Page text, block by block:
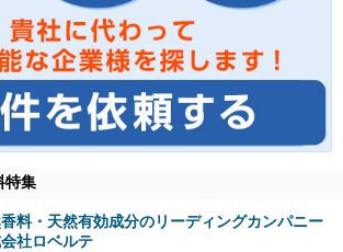
特集
料・天然有効成分のリーディングカンパニー
社ロベルテ